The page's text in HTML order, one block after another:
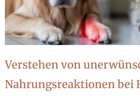
Verstehen von
Nahrungsreaktionen bei